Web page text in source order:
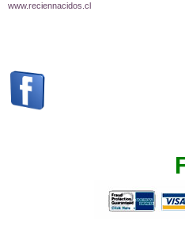
www.reciennacidos.cl